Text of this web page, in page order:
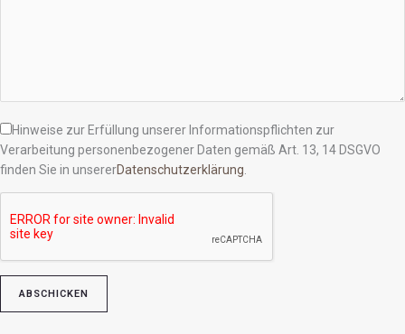
Hinweise zur Erfüllung unserer Informationspflichten zur
Verarbeitung personenbezogener Daten gemäß Art. 13, 14 DSGVO
finden Sie in unsererDatenschutzerklärung
Bitte lasse dieses Feld leer.